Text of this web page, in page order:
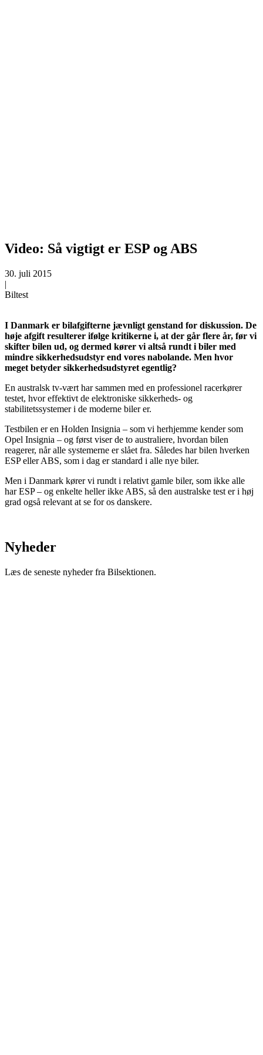
Video: Så vigtigt er ESP og ABS
30. juli 2015
|
Biltest
I Danmark er bilafgifterne jævnligt genstand for diskussion. De
høje afgift resulterer ifølge kritikerne i, at der går flere år, før vi
skifter bilen ud, og dermed kører vi altså rundt i biler med
mindre sikkerhedsudstyr end vores nabolande. Men hvor
meget betyder sikkerhedsudstyret egentlig?
En australsk tv-vært har sammen med en professionel racerkører
testet, hvor effektivt de elektroniske sikkerheds- og
stabilitetssystemer i de moderne biler er.
Testbilen er en Holden Insignia – som vi herhjemme kender som
Opel Insignia – og først viser de to australiere, hvordan bilen
reagerer, når alle systemerne er slået fra. Således har bilen hverken
ESP eller ABS, som i dag er standard i alle nye biler.
Men i Danmark kører vi rundt i relativt gamle biler, som ikke alle
har ESP – og enkelte heller ikke ABS, så den australske test er i høj
grad også relevant at se for os danskere.
Nyheder
Læs de seneste nyheder fra Bilsektionen.